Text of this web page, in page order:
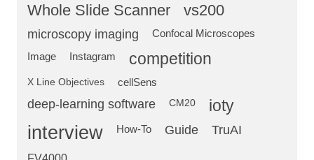
Whole Slide Scanner
vs200
microscopy imaging
Confocal Microscopes
Image
Instagram competition
X Line Objectives cellSens
deep-learning software CM20 ioty
interview How-To Guide TruAI